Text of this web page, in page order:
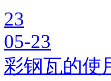
23
05-23
彩钢瓦的使